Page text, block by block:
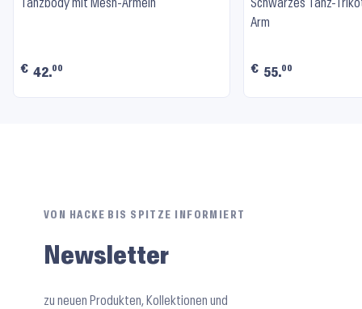
Tanzbody mit Mesh-Ärmeln
€ 42.00
Schwarzes Tanz-
Arm
€ 55.00
VON HACKE BIS SPITZE INFORMIERT
Newsletter
zu neuen Produkten, Kollektionen und